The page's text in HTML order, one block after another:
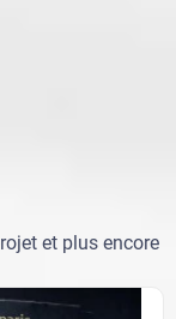
et plus encore